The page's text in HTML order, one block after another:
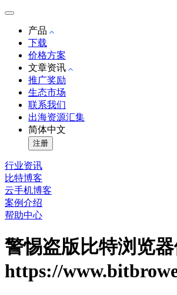
产品
下载
价格方案
文章资讯
推广奖励
生态市场
联系我们
出海资源汇集
简体中文
注册
行业资讯
比特博客
云手机博客
案例介绍
帮助中心
警惕盗版比特浏览
https://